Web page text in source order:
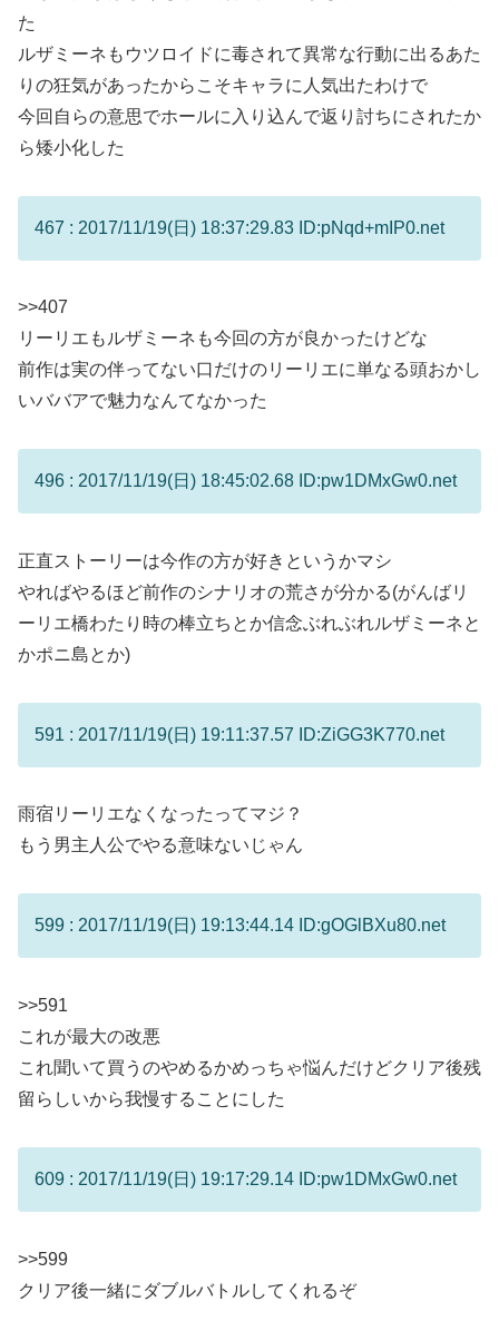
た
ルザミーネもウツロイドに毒されて異常な行動に出るあた
りの狂気があったからこそキャラに人気出たわけで
今回自らの意思でホールに入り込んで返り討ちにされたか
ら矮小化した
467 : 2017/11/19(日) 18:37:29.83 ID:pNqd+mIP0.net
>>407
リーリエもルザミーネも今回の方が良かったけどな
前作は実の伴ってない口だけのリーリエに単なる頭おかし
いババアで魅力なんてなかった
496 : 2017/11/19(日) 18:45:02.68 ID:pw1DMxGw0.net
正直ストーリーは今作の方が好きというかマシ
やればやるほど前作のシナリオの荒さが分かる(がんばリ
ーリエ橋わたり時の棒立ちとか信念ぶれぶれルザミーネと
かポニ島とか)
591 : 2017/11/19(日) 19:11:37.57 ID:ZiGG3K770.net
雨宿リーリエなくなったってマジ？
もう男主人公でやる意味ないじゃん
599 : 2017/11/19(日) 19:13:44.14 ID:gOGlBXu80.net
>>591
これが最大の改悪
これ聞いて買うのやめるかめっちゃ悩んだけどクリア後残
留らしいから我慢することにした
609 : 2017/11/19(日) 19:17:29.14 ID:pw1DMxGw0.net
>>599
クリア後一緒にダブルバトルしてくれるぞ